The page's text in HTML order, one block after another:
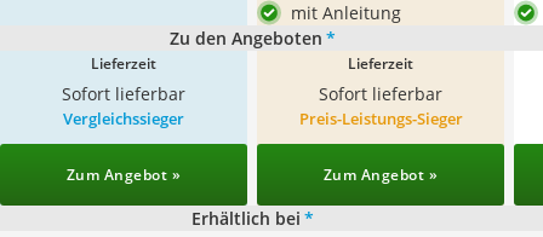
mit Anleitung
Zu den Angeboten *
Lieferzeit
Sofort lieferbar
Lieferzeit
Sofort lieferbar
Vergleichssieger
Zum Angebot »
Preis-Leistungs-Sieger
Zum Angebot »
Erhältlich bei *